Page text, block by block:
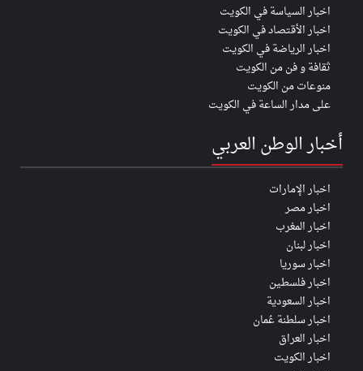
اخبار السياسة في الكويت
اخبار الأقتصاد في الكويت
اخبار الرياضة في الكويت
ثقافة و فن من الكويت
منوعات من الكويت
على مدار الساعة في الكويت
أخبار الوطن العربي
اخبار الإمارات
اخبار مصر
اخبار المغرب
اخبار لبنان
اخبار سوريا
اخبار فلسطين
اخبار السعودية
اخبار سلطنة عُمان
اخبار العراق
اخبار الكويت